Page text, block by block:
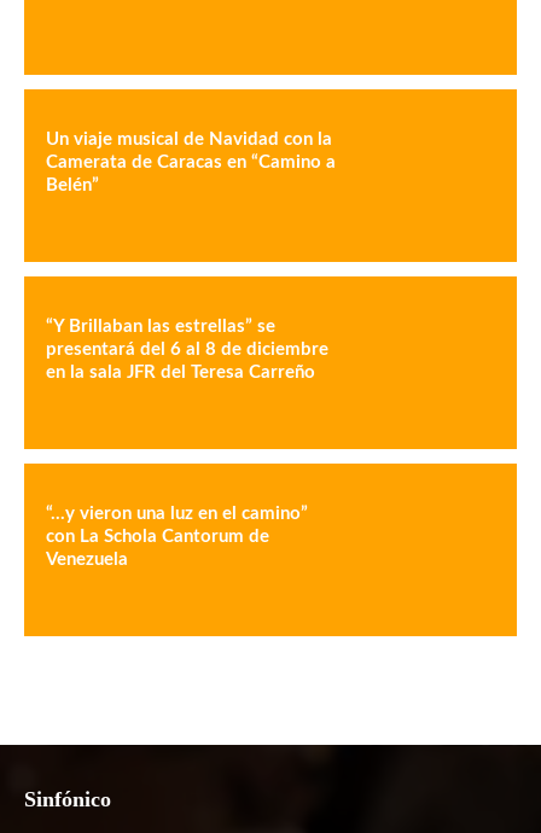
Un viaje musical de Navidad con la
Camerata de Caracas en “Camino a
Belén”
“Y Brillaban las estrellas” se
presentará del 6 al 8 de diciembre
en la sala JFR del Teresa Carreño
“…y vieron una luz en el camino”
con La Schola Cantorum de
Venezuela
Sinfónico